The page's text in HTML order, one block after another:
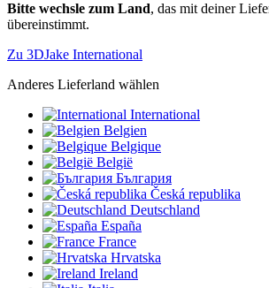
Bitte wechsle zum Land, das mit deiner
übereinstimmt.
Zu 3DJake International
Anderes Lieferland wählen
International
Belgien
Belgique
België
България
Česká republika
Deutschland
España
France
Hrvatska
Ireland